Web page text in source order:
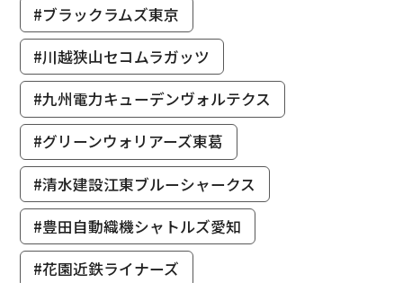
#ブラックラムズ東京
#川越狭山セコムラガッツ
#九州電力キューデンヴォルテクス
#グリーンウォリアーズ東葛
#清水建設江東ブルーシャークス
#豊田自動織機シャトルズ愛知
#花園近鉄ライナーズ